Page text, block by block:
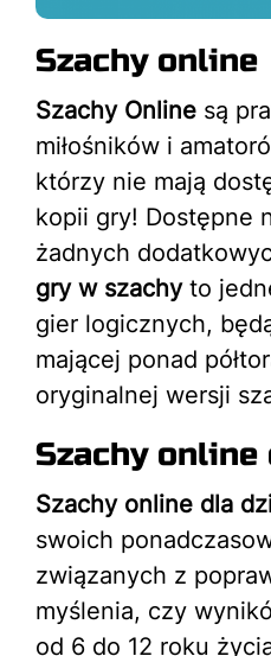
Szachy online
Szachy Online są
miłośników i
którzy nie mają
kopii gry! Dostępne
żadnych
gry w szachyto
gier logicznych,
mającej ponad
oryginalnej wersji
Szachy online
Szachy online dla
swoich
związanych z
myślenia, czy
od 6 do 12 roku